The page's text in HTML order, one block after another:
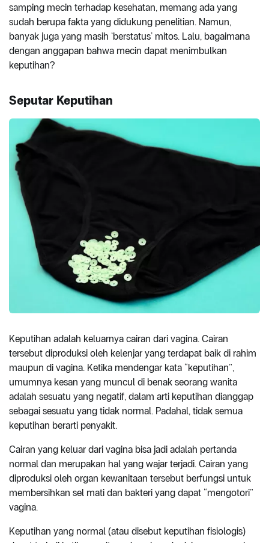
samping mecin terhadap kesehatan, memang ada yang
sudah berupa fakta yang didukung penelitian. Namun,
banyak juga yang masih ‘berstatus’ mitos. Lalu, bagaimana
dengan anggapan bahwa mecin dapat menimbulkan
keputihan?
Seputar Keputihan
Keputihan adalah keluarnya cairan dari vagina. Cairan
tersebut diproduksi oleh kelenjar yang terdapat baik di rahim
maupun di vagina. Ketika mendengar kata “keputihan”,
umumnya kesan yang muncul di benak seorang wanita
adalah sesuatu yang negatif, dalam arti keputihan dianggap
sebagai sesuatu yang tidak normal. Padahal, tidak semua
keputihan berarti penyakit.
Cairan yang keluar dari vagina bisa jadi adalah pertanda
normal dan merupakan hal yang wajar terjadi. Cairan yang
diproduksi oleh organ kewanitaan tersebut berfungsi untuk
membersihkan sel mati dan bakteri yang dapat “mengotori”
vagina.
Keputihan yang normal (atau disebut keputihan fisiologis)